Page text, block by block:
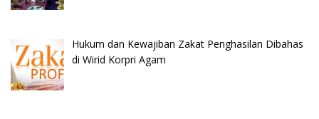
Hukum dan Kewajiban Zakat Penghasilan Dibahas
di Wirid Korpri Agam